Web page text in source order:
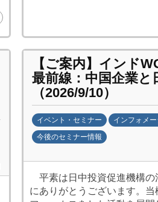
構
(
c
i
p
)
【ご案内】インド
最前線：中国企業と
（2026/9/10）
イベント・セミナー インフォメ
今後のセミナー情報
中
平素は日中投資促進機構の
にありがとうございます。